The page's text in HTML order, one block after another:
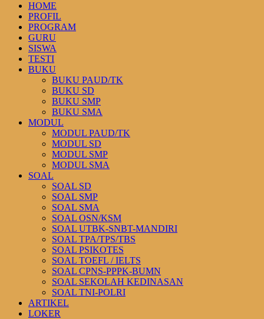
HOME
PROFIL
PROGRAM
GURU
SISWA
TESTI
BUKU
BUKU PAUD/TK
BUKU SD
BUKU SMP
BUKU SMA
MODUL
MODUL PAUD/TK
MODUL SD
MODUL SMP
MODUL SMA
SOAL
SOAL SD
SOAL SMP
SOAL SMA
SOAL OSN/KSM
SOAL UTBK-SNBT-MANDIRI
SOAL TPA/TPS/TBS
SOAL PSIKOTES
SOAL TOEFL / IELTS
SOAL CPNS-PPPK-BUMN
SOAL SEKOLAH KEDINASAN
SOAL TNI-POLRI
ARTIKEL
LOKER